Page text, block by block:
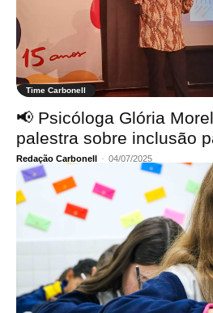
Time Carbonell
📢 Psicóloga Glória
palestra sobre inclusão
Redação Carbonell - 04/07/2025